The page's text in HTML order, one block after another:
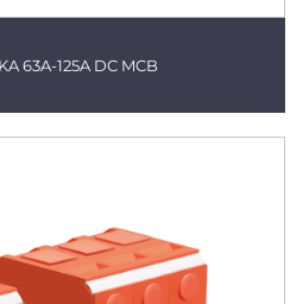
63A-125A DC MCB